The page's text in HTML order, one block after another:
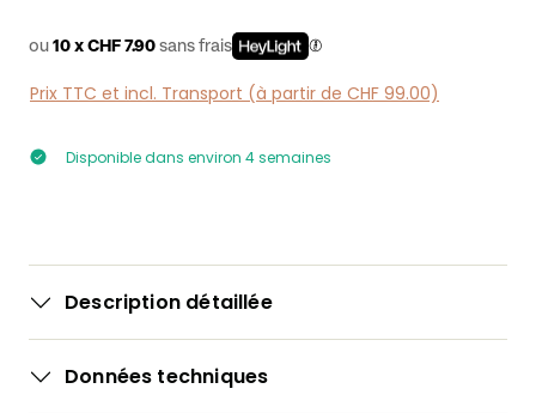
ou 10 x CHF 7.90 sans frais
Prix TTC et incl. Transport (à partir de CHF 99.00)
Disponible dans environ 4 semaines
Description détaillée
Données techniques